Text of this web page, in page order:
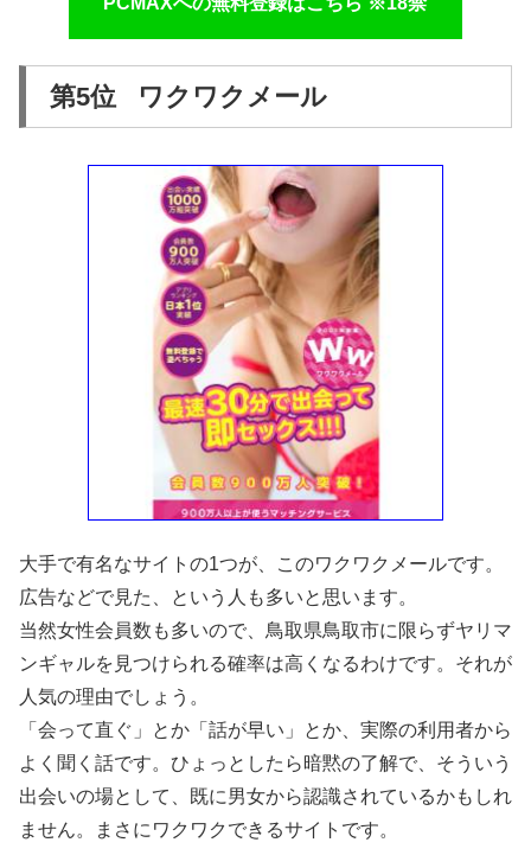
第5位 ワクワクメール
大手で有名なサイトの1つが、このワクワクメールです。
広告などで見た、という人も多いと思います。
当然女性会員数も多いので、鳥取県鳥取市に限らずヤリマ
ンギャルを見つけられる確率は高くなるわけです。それが
人気の理由でしょう。
「会って直ぐ」とか「話が早い」とか、実際の利用者から
よく聞く話です。ひょっとしたら暗黙の了解で、そういう
出会いの場として、既に男女から認識されているかもしれ
ません。まさにワクワクできるサイトです。